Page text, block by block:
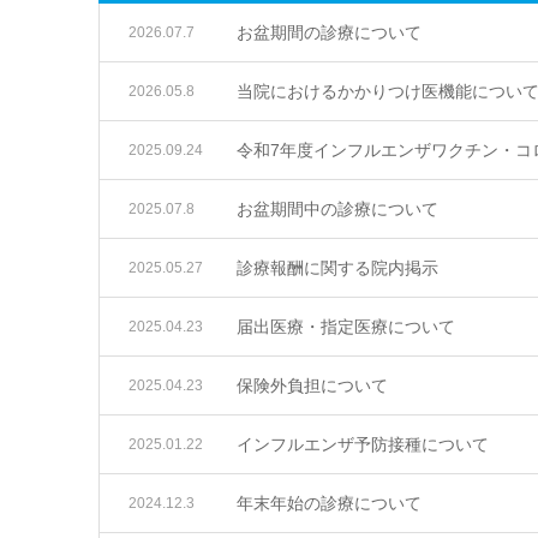
お盆期間の診療について
2026.07.7
当院におけるかかりつけ医機能について
2026.05.8
令和7年度インフルエンザワクチン・コ
2025.09.24
お盆期間中の診療について
2025.07.8
診療報酬に関する院内掲示
2025.05.27
届出医療・指定医療について
2025.04.23
保険外負担について
2025.04.23
インフルエンザ予防接種について
2025.01.22
年末年始の診療について
2024.12.3